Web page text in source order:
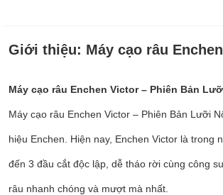
Giới thiệu: Máy cạo râu
Máy cạo râu Enchen Victor – Phiên Bản
Máy cạo râu Enchen Victor – Phiên Bản Lưỡi
hiệu Enchen. Hiện nay, Enchen Victor là
đến 3 đầu cắt độc lập, dễ tháo rời cùng công
râu nhanh chóng và mượt mà nhất.